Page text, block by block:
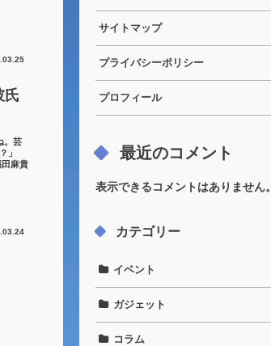
氏
。芸
」
田麻貴
サイトマップ
プライバシーポリシー
プロフィール
最近のコメント
表示できるコメントはありません。
カテゴリー
イベント
ガジェット
コラム